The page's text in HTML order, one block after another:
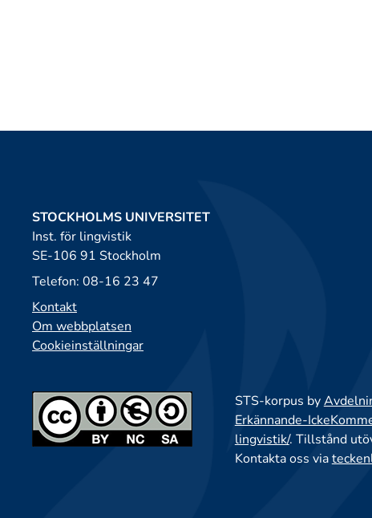
STOCKHOLMS UNIVERSITET
Inst. för lingvistik
SE-106 91 Stockholm
Telefon: 08-16 23 47
Kontakt
Om webbplatsen
Cookieinställningar
STS-korpus by
Erkännande-
lingvistik/. Tillstånd
Kontakta oss via